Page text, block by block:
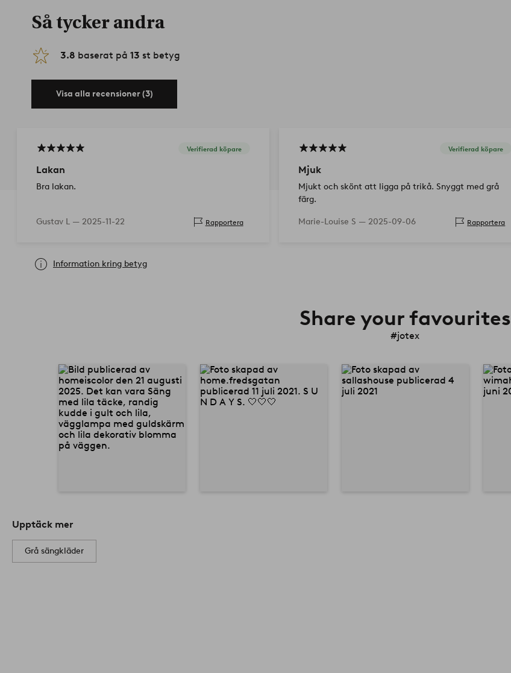
Så tycker andra
3.8 baserat på 13 st betyg
Visa alla recensioner (3)
Verifierad köpare
Lakan
Bra lakan.
Gustav L — 2025-11-22 Rapportera
Verifierad köpare
Mjuk
Mjukt och skönt att ligga på trikå. Snyggt med grå
färg.
Marie-Louise S — 2025-09-06 Rapportera
Information kring betyg
Share your favourites
#jotex
Upptäck mer
Grå sängkläder